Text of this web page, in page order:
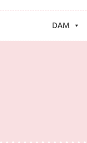
DAM